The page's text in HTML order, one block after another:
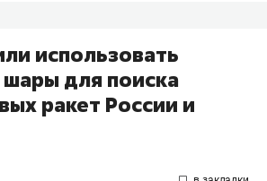
использовать
для поиска
ракет России и